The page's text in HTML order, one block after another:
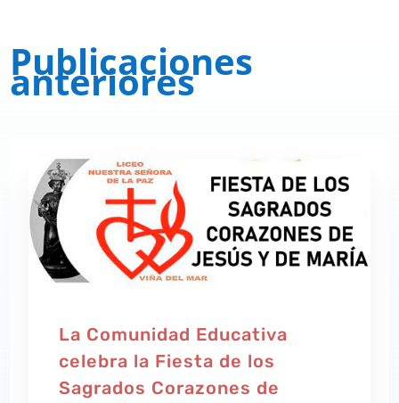
Publicaciones
anteriores
La Comunidad Educativa
celebra la Fiesta de los
Sagrados Corazones de